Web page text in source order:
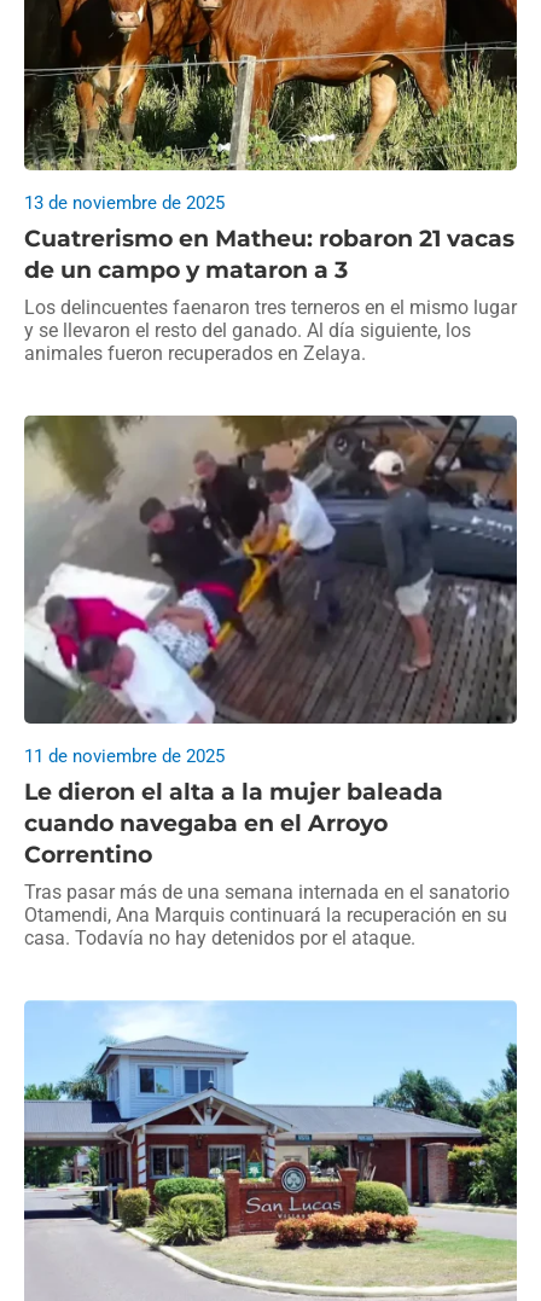
Cuatrerismo en Matheu: robaron 21 vacas
de un campo y mataron a 3
13 de noviembre de 2025
Los delincuentes faenaron tres terneros en el mismo lugar
y se llevaron el resto del ganado. Al día siguiente, los
animales fueron recuperados en Zelaya.
Le dieron el alta a la mujer baleada
cuando navegaba en el Arroyo
Correntino
11 de noviembre de 2025
Tras pasar más de una semana internada en el sanatorio
Otamendi, Ana Marquis continuará la recuperación en su
casa. Todavía no hay detenidos por el ataque.